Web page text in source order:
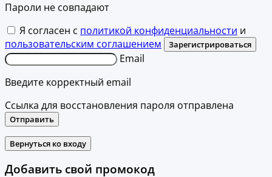
Пароли не совпадают
Я согласен с политикой конфиденциальности и
пользовательским соглашением
Зарегистрироваться
Email
Введите корректный email
Ссылка для восстановления пароля отправлена
Отправить
Вернуться ко входу
Добавить свой промокод